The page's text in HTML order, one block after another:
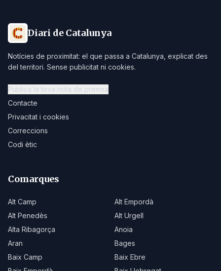
Diari de Catalunya
Notícies de proximitat: el que passa a Catalunya, explicat des
del territori. Sense publicitat ni cookies.
Publica la teva nota de premsa
Contacte
Privacitat i cookies
Correccions
Codi ètic
Comarques
Alt Camp
Alt Empordà
Alt Penedès
Alt Urgell
Alta Ribagorça
Anoia
Aran
Bages
Baix Camp
Baix Ebre